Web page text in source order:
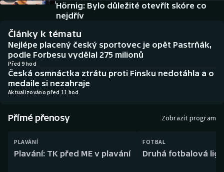
Baseball a softbal
Basketbal
Biatlon
Boby a skeleton
Box
Curling
Historické návraty
Aplikace ČT sport
AZ kvíz
Hörnig: Bylo důležité otevřít skóre co
nejdřív
Články k tématu
Nejlépe placený český sportovec je opět Pastrňák,
podle Forbesu vydělal 275 milionů
Před 9 hod
Česká osmnáctka ztrátu proti Finsku nedotáhla a o
medaile si nezahraje
Aktualizováno před 11 hod
Přímé přenosy Zobrazit program
PLAVÁNÍ
Plavání: TK před ME v plavání
FOTBAL
Druhá fotbalová